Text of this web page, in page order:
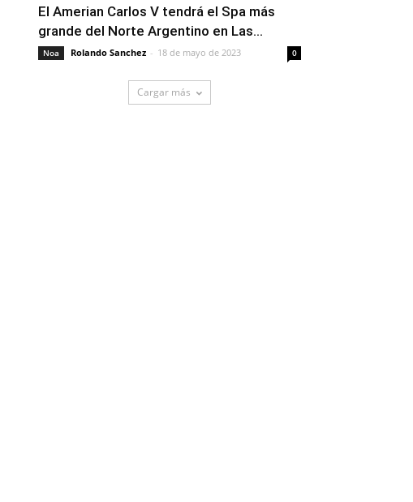
El Amerian Carlos V tendrá el Spa más
grande del Norte Argentino en Las...
Noa Rolando Sanchez - 18 de mayo de 2023 0
Cargar más